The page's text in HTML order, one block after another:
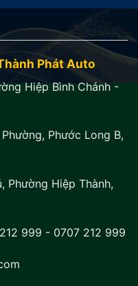
Phát Auto
Hiệp Bình Chánh -
Phước Long B,
Phường Hiệp Thành,
999 - 0707 212 999